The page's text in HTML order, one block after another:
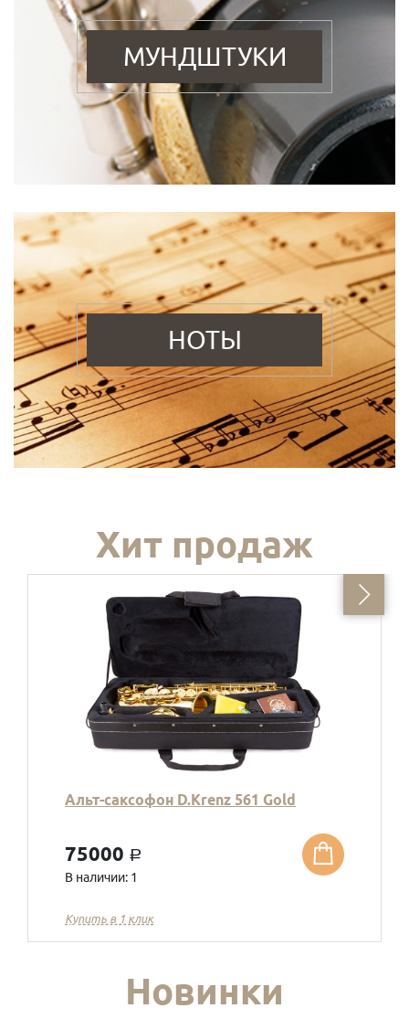
МУНДШТУКИ
НОТЫ
Хит продаж
Альт-саксофон D.Krenz 561 Gold
75000 a
В наличии: 1
Купить в 1 клик
Новинки